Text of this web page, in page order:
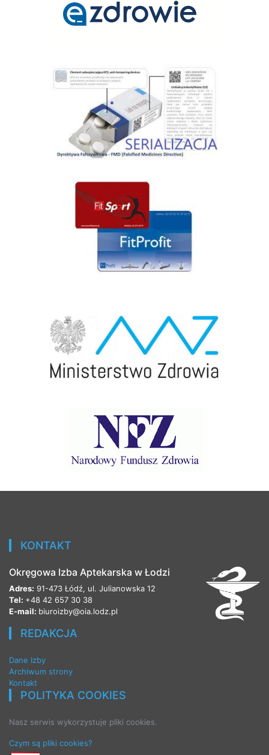
KONTAKT
Okręgowa Izba Aptekarska w Łodzi
Adres: 91-473 Łódź, ul. Julianowska 12
Tel: +48 42 657 30 38
E-mail: biuroizby@oia.lodz.pl
REDAKCJA
Dane Izby
Archiwum strony
Kontakt
POLITYKA COOKIES
Nasz serwis wykorzystuje pliki cookies.
Czym są pliki cookies?